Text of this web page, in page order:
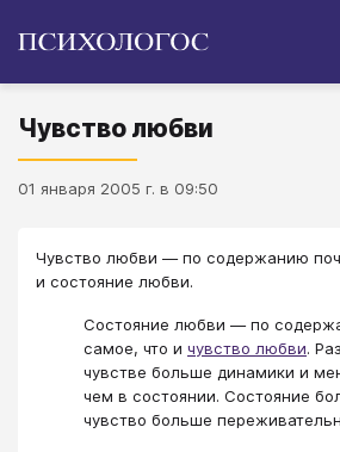
Чувство любви
01 января 2005 г. в 09:50
Чувство любви ― по содержанию
и состояние любви.
Состояние любви ― по
самое, что и чувство любви.
чувстве больше динамики и
чем в состоянии. Состояние
чувство больше